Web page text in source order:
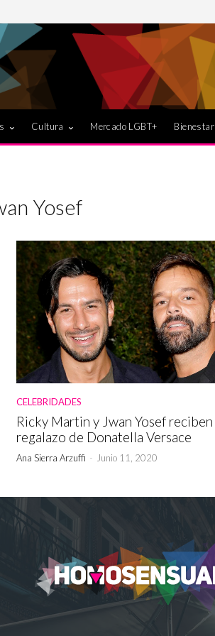
Cultura Mercado LGBT+ Bienestar
Yosef
CELEBRIDADES
Ricky Martin y Jwan Yosef reciben
regalazo de Donatella Versace
Ana Sierra Arzuffi - Junio 11, 2020